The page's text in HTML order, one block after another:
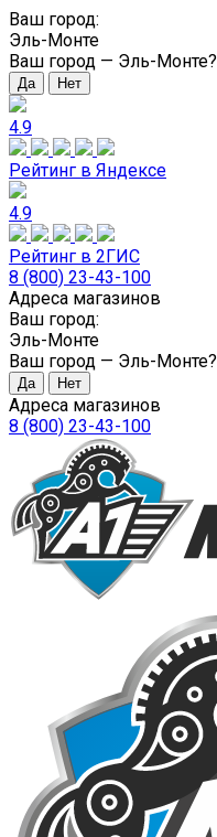
Ваш город:
Эль-Монте
Ваш город — Эль-Монте?
4.9
Рейтинг в Яндексе
4.9
Рейтинг в 2ГИС
8 (800) 23-43-100
Адреса магазинов
Ваш город:
Эль-Монте
Ваш город — Эль-Монте?
Адреса магазинов
8 (800) 23-43-100